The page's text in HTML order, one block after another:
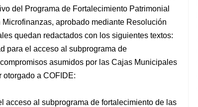
del Programa de Fortalecimiento Patrimonial
aprobado mediante Resolución
quedan redactados con los siguientes textos:
para el acceso al subprograma de
asumidos por las Cajas Municipales
a COFIDE:
acceso al subprograma de fortalecimiento de las